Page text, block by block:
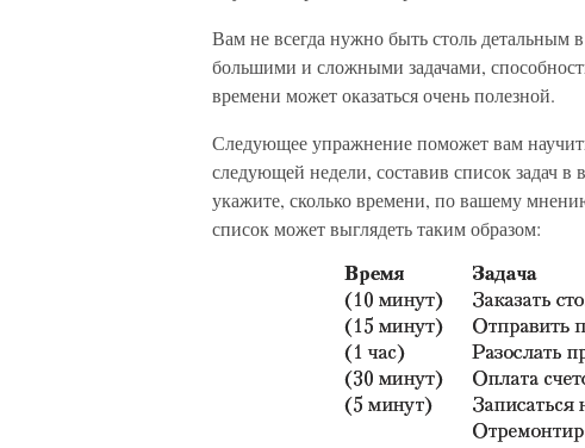
Вам не всегда нужно быть столь детальным
большими и сложными задачами,
времени может оказаться очень полезной.
Следующее упражнение поможет вам
следующей недели, составив список задач в
укажите, сколько времени, по вашему
список может выглядеть таким образом: